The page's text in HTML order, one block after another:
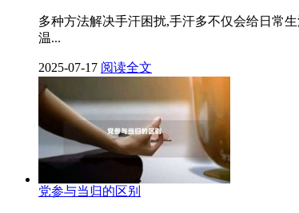
多种方法解决手汗困扰,手汗多不仅会给日常
温...
2025-07-17 阅读全文
党参与当归的区别